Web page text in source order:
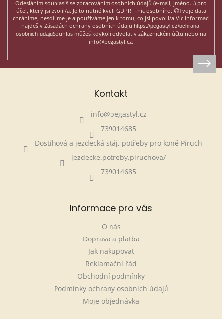
Odesláním souhlasíš se zpracováním osobních údajů (e-mail, jméno...) pro
účel, který jsi zvolil/a. Je to nutné kvůli GDPR – nic osobního. 😊Tvoje data
chráníme, nesdílíme je a používáme jen k tomu, co jsi povolil/a.Víc informací
najdeš v Zásadách ochrany osobních údajů https://pegastyl.cz/ochrana-
osobnich-udajuSouhlas můžeš kdykoli odvolat v zákaznickém účtu nebo na
info@pegastyl.cz.
Kontakt
info@pegastyl.cz
739014685
Dostihová a jezdecká stáj, potřeby pro koně Piruch
jezdecke.potreby.piruchova/
739014685
Informace pro vás
O nás
Doprava a platba
Jak nakupovat
Reklamační řád
Obchodní podmínky
Podmínky ochrany osobních údajů
Moje objednávka